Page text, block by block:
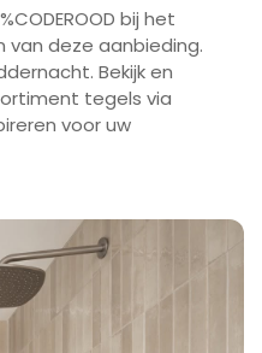
bij het
deze aanbieding.
Bekijk en
tegels via
voor uw